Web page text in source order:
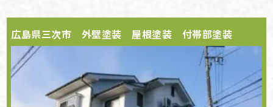
広島県三次市 外壁塗装 屋根塗装 付帯部塗装